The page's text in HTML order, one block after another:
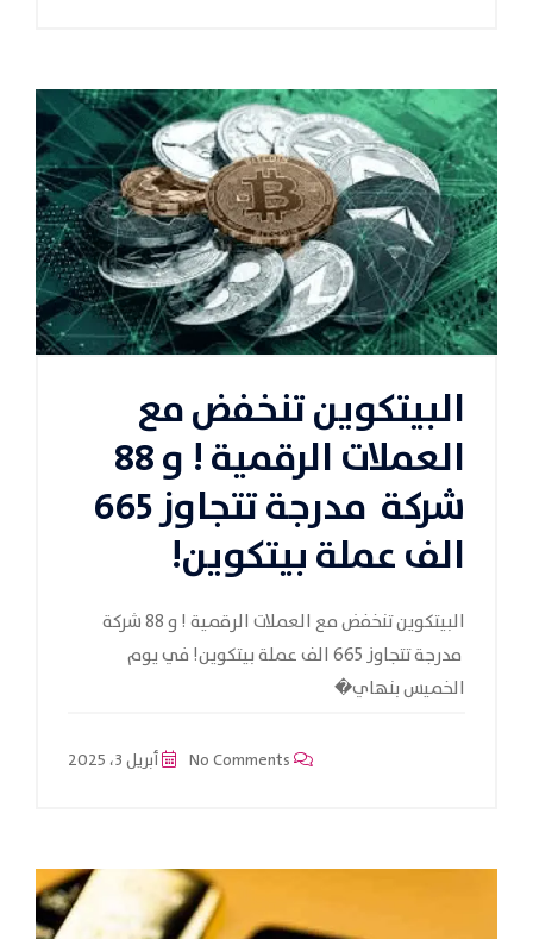
البيتكوين تنخفض مع
العملات الرقمية ! و 88
شركة مدرجة تتجاوز 665
الف عملة بيتكوين!
البيتكوين تنخفض مع العملات الرقمية ! و 88 شركة
مدرجة تتجاوز 665 الف عملة بيتكوين! في يوم
الخميس بنهاي�
أبريل 3، 2025